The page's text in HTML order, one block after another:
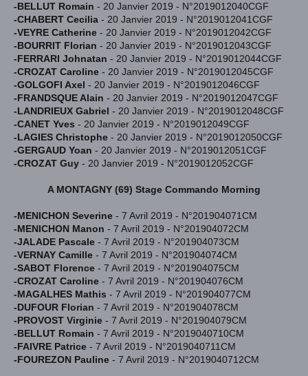
-BELLUT Romain - 20 Janvier 2019 - N°2019012040CGF
-CHABERT Cecilia - 20 Janvier 2019 - N°2019012041CGF
-VEYRE Catherine - 20 Janvier 2019 - N°2019012042CGF
-BOURRIT Florian - 20 Janvier 2019 - N°2019012043CGF
-FERRARI Johnatan - 20 Janvier 2019 - N°2019012044CGF
-CROZAT Caroline - 20 Janvier 2019 - N°2019012045CGF
-GOLGOFI Axel - 20 Janvier 2019 - N°2019012046CGF
-FRANDSQUE Alain - 20 Janvier 2019 - N°2019012047CGF
-LANDRIEUX Gabriel - 20 Janvier 2019 - N°2019012048CGF
-CANET Yves - 20 Janvier 2019 - N°2019012049CGF
-LAGIES Christophe - 20 Janvier 2019 - N°2019012050CGF
-GERGAUD Yoan - 20 Janvier 2019 - N°2019012051CGF
-CROZAT Guy - 20 Janvier 2019 - N°2019012052CGF
A MONTAGNY (69) Stage Commando Morning
-MENICHON Severine - 7 Avril 2019 - N°201904071CM
-MENICHON Manon - 7 Avril 2019 - N°201904072CM
-JALADE Pascale - 7 Avril 2019 - N°201904073CM
-VERNAY Camille - 7 Avril 2019 - N°201904074CM
-SABOT Florence - 7 Avril 2019 - N°201904075CM
-CROZAT Caroline - 7 Avril 2019 - N°201904076CM
-MAGALHES Mathis - 7 Avril 2019 - N°201904077CM
-DUFOUR Florian - 7 Avril 2019 - N°201904078CM
-PROVOST Virginie - 7 Avril 2019 - N°201904079CM
-BELLUT Romain - 7 Avril 2019 - N°2019040710CM
-FAIVRE Patrice - 7 Avril 2019 - N°2019040711CM
-FOUREZON Pauline - 7 Avril 2019 - N°2019040712CM